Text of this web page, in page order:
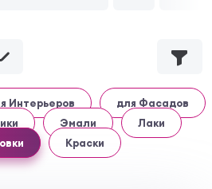
Интерьеров
для Фасадов
Эмали
Лаки
Краски